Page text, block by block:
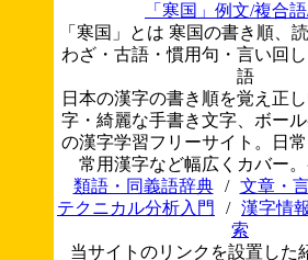
「寒国」例文/複合
「寒国」とは 寒国の書き順、
わざ・古語・慣用句・言い回
語
日本の漢字の書き順を覚え正
字・綺麗な手書き文字、ボー
の漢字学習フリーサイト。日
常用漢字など幅広くカバー
類語・同義語辞典
/ 文章・
テクニカル分析入門
/ 漢字情
索
当サイトのリンクを設置した